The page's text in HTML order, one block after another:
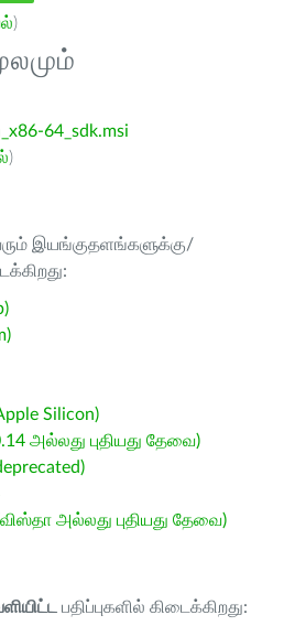
)
64_sdk.msi
)
இயங்குதளங்களுக்கு/
Silicon)
அல்லது புதியது தேவை)
அல்லது புதியது தேவை)
பதிப்புகளில் கிடைக்கிறது: